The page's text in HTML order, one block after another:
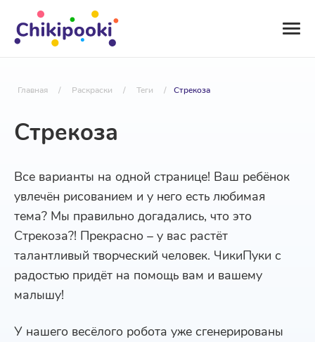
Главная / Раскраски / Теги / Стрекоза
Стрекоза
Все варианты на одной странице! Ваш ребёнок
увлечён рисованием и у него есть любимая
тема? Мы правильно догадались, что это
Стрекоза?! Прекрасно – у вас растёт
талантливый творческий человек. ЧикиПуки с
радостью придёт на помощь вам и вашему
малышу!
У нашего весёлого робота уже сгенерированы